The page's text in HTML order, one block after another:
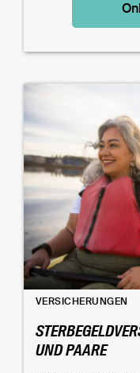
VERSICHERUNGEN
UND PAARE